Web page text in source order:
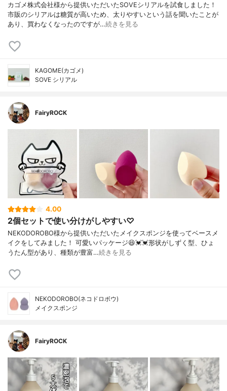
カゴメ株式会社様から提供いただいたSOVEシリアルを試食しました！
市販のシリアルは糖質が高いため、太りやすいという話を聞いたことが
あり、買わなくなったのですが…続きを見る
KAGOME(カゴメ)
SOVE シリアル
FairyROCK
4.00
2個セットで使い分けがしやすい♡
NEKODOROBO様から提供いただいたメイクスポンジを使ってベースメ
イクをしてみました！ 可愛いパッケージ😆💓💓形状がしずく型、ひょ
うたん型があり、種類が豊富…続きを見る
NEKODOROBO(ネコドロボウ)
メイクスポンジ
FairyROCK